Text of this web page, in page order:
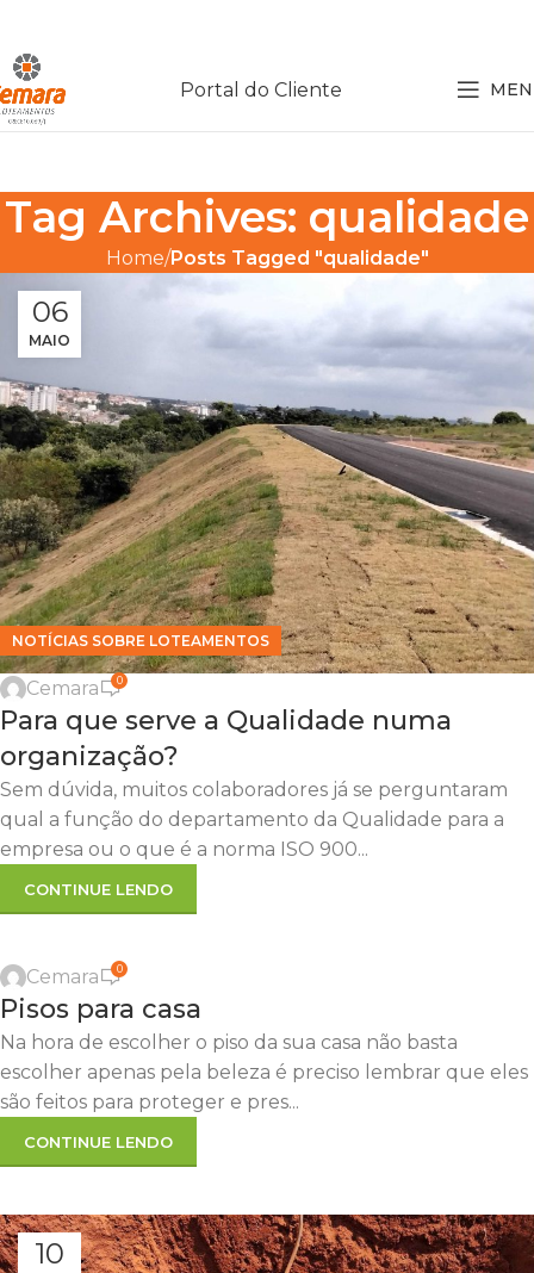
Portal do Cliente
Tag Archives: qualidade
Home Posts Tagged "qualidade"
06
MAIO
NOTÍCIAS SOBRE LOTEAMENTOS
Cemara 0
Para que serve a Qualidade numa
organização?
Sem dúvida, muitos colaboradores já se perguntaram
qual a função do departamento da Qualidade para a
empresa ou o que é a norma ISO 900...
CONTINUE LENDO
Cemara 0
Pisos para casa
Na hora de escolher o piso da sua casa não basta
escolher apenas pela beleza é preciso lembrar que eles
são feitos para proteger e pres...
CONTINUE LENDO
10